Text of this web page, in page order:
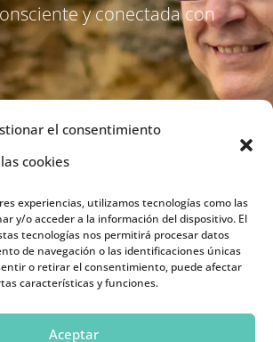
el consentimiento
cookies
experiencias, utilizamos tecnologías como las
y/o acceder a la información del dispositivo. El
tecnologías nos permitirá procesar datos
de navegación o las identificaciones únicas
o retirar el consentimiento, puede afectar
características y funciones.
Aceptar
y conectada con